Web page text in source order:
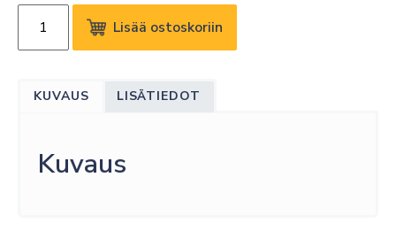
STYLE
(MALE-
Lisää ostoskoriin
KUVAUS LISÄTIEDOT
Kuvaus